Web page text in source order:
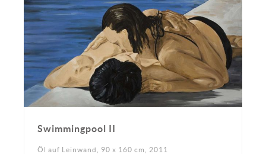
Swimmingpool II
Öl auf Leinwand, 90 x 160 cm, 2011